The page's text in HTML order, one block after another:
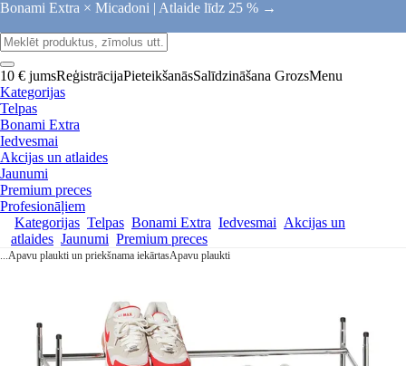
Bonami Extra × Micadoni | Atlaide līdz 25 % →
10 € jumsReģistrācijaPieteikšanāsSalīdzināšana GrozsMenu
Kategorijas
Telpas
Bonami Extra
Iedvesmai
Akcijas un atlaides
Jaunumi
Premium preces
Profesionāļiem
Kategorijas Telpas Bonami Extra Iedvesmai Akcijas un
atlaides Jaunumi Premium preces
...Apavu plaukti un priekšnama iekārtasApavu plaukti